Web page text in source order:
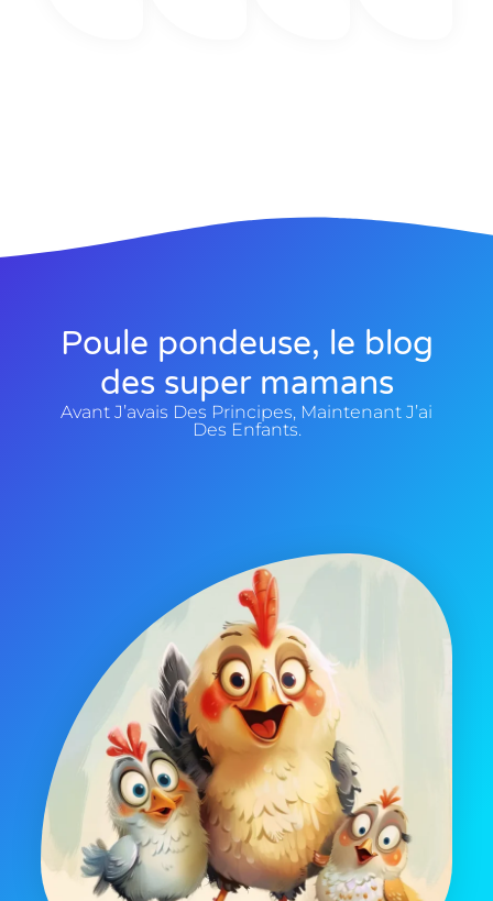
Poule pondeuse, le blog
des super mamans
Avant J’avais Des Principes, Maintenant J’ai
Des Enfants.